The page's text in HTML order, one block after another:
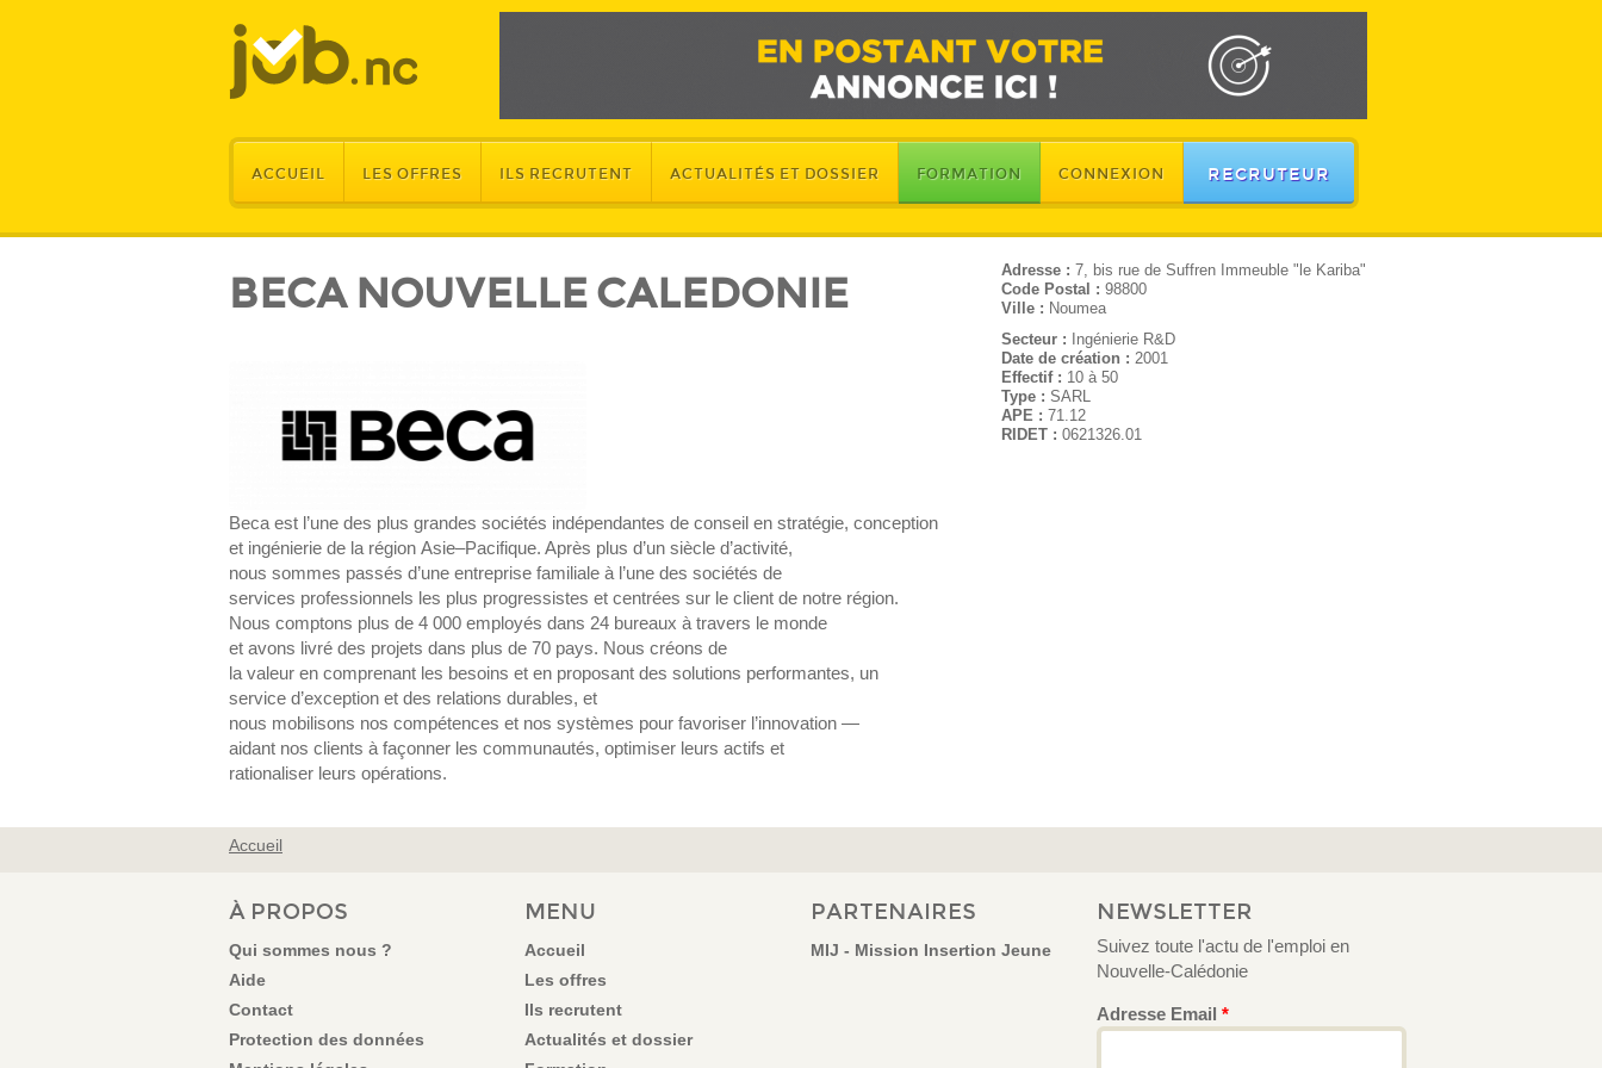
ACCUEIL LES OFFRES ILS RECRUTENT ACTUALITÉS ET DOSSIER FORMATION CONNEXION RECRUTEUR
BECA NOUVELLE CALEDONIE
Beca est l’une des plus grandes sociétés indépendantes de conseil en stratégie, conception
et ingénierie de la région Asie–Pacifique. Après plus d’un siècle d’activité,
nous sommes passés d’une entreprise familiale à l’une des sociétés de
services professionnels les plus progressistes et centrées sur le client de notre région.
Nous comptons plus de 4 000 employés dans 24 bureaux à travers le monde
et avons livré des projets dans plus de 70 pays. Nous créons de
la valeur en comprenant les besoins et en proposant des solutions performantes, un
service d’exception et des relations durables, et
nous mobilisons nos compétences et nos systèmes pour favoriser l’innovation —
aidant nos clients à façonner les communautés, optimiser leurs actifs et
rationaliser leurs opérations.
Adresse : 7, bis rue de Suffren Immeuble "le Kariba"
Code Postal : 98800
Ville : Noumea
Secteur :
Ingénierie R&D
Date de création : 2001
Effectif : 10 à 50
Type : SARL
APE : 71.12
RIDET : 0621326.01
VOUS ÊTES ICI
Accueil
À PROPOS
Qui sommes nous ?
Aide
Contact
Protection des données
MENU
Accueil
Les offres
Ils recrutent
Actualités et dossier
PARTENAIRES
MIJ - Mission Insertion Jeune
NEWSLETTER
Suivez toute l'actu de l'emploi en
Nouvelle-Calédonie
Adresse Email *